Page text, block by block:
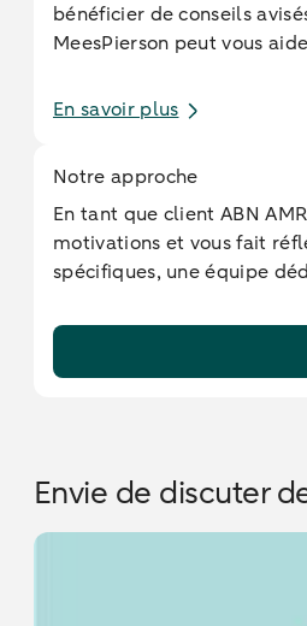
bénéficier de conseils
MeesPierson peut vous
En savoir plus
Notre approche
En tant que client ABN
motivations et vous fait
spécifiques, une équipe
Envie de discuter